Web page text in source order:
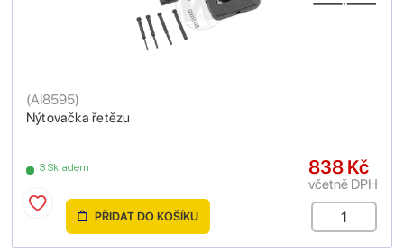
Nýtovačka řetězu
(AI8595)
3 Skladem 838 Kč
včetně DPH
PŘIDAT DO KOŠÍKU